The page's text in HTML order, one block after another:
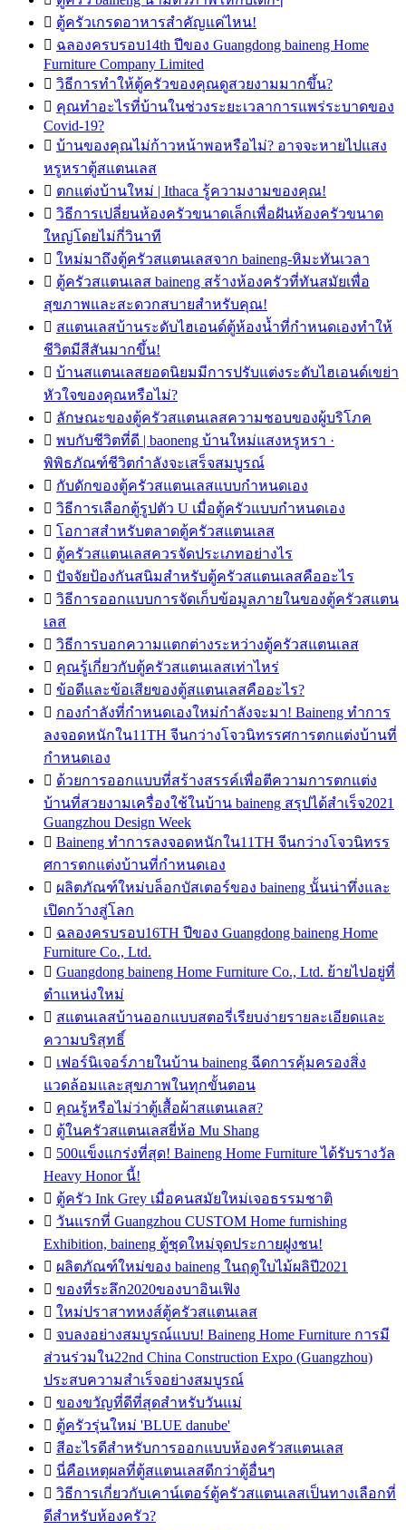
 ตู้ครัวเกรดอาหารสำคัญแค่ไหน!
 ฉลองครบรอบ14th ปีของ Guangdong baineng Home
Furniture Company Limited
 วิธีการทำให้ตู้ครัวของคุณดูสวยงามมากขึ้น?
 คุณทำอะไรที่บ้านในช่วงระยะเวลาการแพร่ระบาดของ
Covid-19?
 บ้านของคุณไม่ก้าวหน้าพอหรือไม่? อาจจะหายไปแสง
หรูหราตู้สแตนเลส
 ตกแต่งบ้านใหม่ | Ithaca รู้ความงามของคุณ!
 วิธีการเปลี่ยนห้องครัวขนาดเล็กเพื่อฝันห้องครัวขนาด
ใหญ่โดยไม่กี่วินาที
 ใหม่มาถึงตู้ครัวสแตนเลสจาก baineng-หิมะทันเวลา
 ตู้ครัวสแตนเลส baineng สร้างห้องครัวที่ทันสมัยเพื่อ
สุขภาพและสะดวกสบายสำหรับคุณ!
 สแตนเลสบ้านระดับไฮเอนด์ตู้ห้องน้ำที่กำหนดเองทำให้
ชีวิตมีสีสันมากขึ้น!
 บ้านสแตนเลสยอดนิยมมีการปรับแต่งระดับไฮเอนด์เขย่า
หัวใจของคุณหรือไม่?
 ลักษณะของตู้ครัวสแตนเลสความชอบของผู้บริโภค
 พบกับชีวิตที่ดี | baoneng บ้านใหม่แสงหรูหรา ·
พิพิธภัณฑ์ชีวิตกำลังจะเสร็จสมบูรณ์
 กับดักของตู้ครัวสแตนเลสแบบกำหนดเอง
 วิธีการเลือกตู้รูปตัว U เมื่อตู้ครัวแบบกำหนดเอง
 โอกาสสำหรับตลาดตู้ครัวสแตนเลส
 ตู้ครัวสแตนเลสควรจัดประเภทอย่างไร
 ปัจจัยป้องกันสนิมสำหรับตู้ครัวสแตนเลสคืออะไร
 วิธีการออกแบบการจัดเก็บข้อมูลภายในของตู้ครัวสแตน
เลส
 วิธีการบอกความแตกต่างระหว่างตู้ครัวสแตนเลส
 คุณรู้เกี่ยวกับตู้ครัวสแตนเลสเท่าไหร่
 ข้อดีและข้อเสียของตู้สแตนเลสคืออะไร?
 กองกำลังที่กำหนดเองใหม่กำลังจะมา! Baineng ทำการ
ลงจอดหนักใน11TH จีนกว่างโจวนิทรรศการตกแต่งบ้านที่
กำหนดเอง
 ด้วยการออกแบบที่สร้างสรรค์เพื่อตีความการตกแต่ง
บ้านที่สวยงามเครื่องใช้ในบ้าน baineng สรุปได้สำเร็จ2021
Guangzhou Design Week
 Baineng ทำการลงจอดหนักใน11TH จีนกว่างโจวนิทรร
ศการตกแต่งบ้านที่กำหนดเอง
 ผลิตภัณฑ์ใหม่บล็อกบัสเตอร์ของ baineng นั้นน่าทึ่งและ
เปิดกว้างสู่โลก
 ฉลองครบรอบ16TH ปีของ Guangdong baineng Home
Furniture Co., Ltd.
 Guangdong baineng Home Furniture Co., Ltd. ย้ายไปอยู่ที่
ตำแหน่งใหม่
 สแตนเลสบ้านออกแบบสตอรี่เรียบง่ายรายละเอียดและ
ความบริสุทธิ์
 เฟอร์นิเจอร์ภายในบ้าน baineng ฉีดการคุ้มครองสิ่ง
แวดล้อมและสุขภาพในทุกขั้นตอน
 คุณรู้หรือไม่ว่าตู้เสื้อผ้าสแตนเลส?
 ตู้ในครัวสแตนเลสยี่ห้อ Mu Shang
 500แข็งแกร่งที่สุด! Baineng Home Furniture ได้รับรางวัล
Heavy Honor นี้!
 ตู้ครัว Ink Grey เมื่อคนสมัยใหม่เจอธรรมชาติ
 วันแรกที่ Guangzhou CUSTOM Home furnishing
Exhibition, baineng ตู้ชุดใหม่จุดประกายฝูงชน!
 ผลิตภัณฑ์ใหม่ของ baineng ในฤดูใบไม้ผลิปี2021
 ของที่ระลึก2020ของบาอินเฟิง
 ใหม่ปราสาทหงส์ตู้ครัวสแตนเลส
 จบลงอย่างสมบูรณ์แบบ! Baineng Home Furniture การมี
ส่วนร่วมใน22nd China Construction Expo (Guangzhou)
ประสบความสำเร็จอย่างสมบูรณ์
 ของขวัญที่ดีที่สุดสำหรับวันแม่
 ตู้ครัวรุ่นใหม่ 'BLUE danube'
 สีอะไรดีสำหรับการออกแบบห้องครัวสแตนเลส
 นี่คือเหตุผลที่ตู้สแตนเลสดีกว่าตู้อื่นๆ
 วิธีการเกี่ยวกับเคาน์เตอร์ตู้ครัวสแตนเลสเป็นทางเลือกที่
ดีสำหรับห้องครัว?